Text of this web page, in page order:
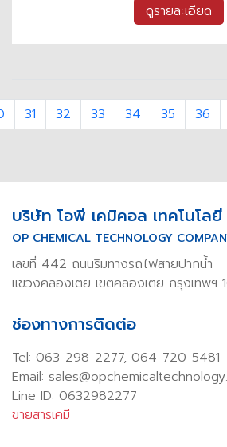
ดูรายละเอียด
31 32 33 34 35 36
บริษัท โอพี เคมิคอล เทคโนโล
OP CHEMICAL TECHNOLOGY
เลขที่ 442 ถนนริมทางรถไฟสายปากน้ำ
แขวงคลองเตย เขตคลองเตย กรุงเทพฯ
ช่องทางการติดต่อ
Tel: 063-298-2277, 064-720-5481
Email:
Line ID: 0632982277
ขายสารเคมี